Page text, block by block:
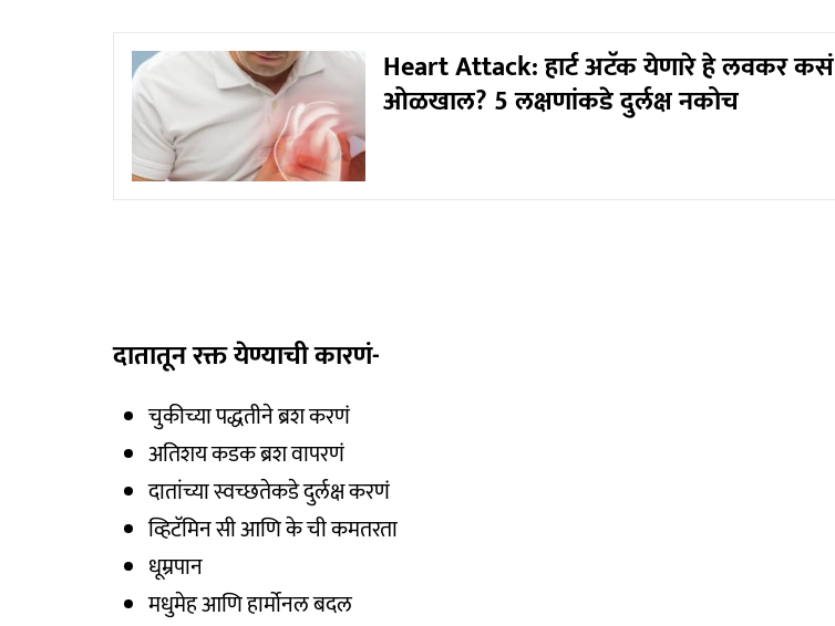
Heart Attack: हार्ट अटॅक येणारे हे लवकर कसं
ओळखाल? 5 लक्षणांकडे दुर्लक्ष नकोच
दातातून रक्त येण्याची कारणं-
चुकीच्या पद्धतीने ब्रश करणं
अतिशय कडक ब्रश वापरणं
दातांच्या स्वच्छतेकडे दुर्लक्ष करणं
व्हिटॅमिन सी आणि के ची कमतरता
धूम्रपान
मधुमेह आणि हार्मोनल बदल